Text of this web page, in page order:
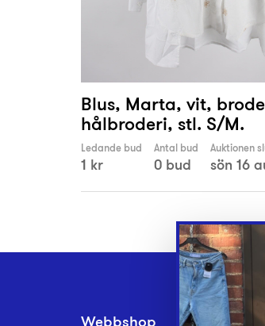
Blus, Marta, vit,
hålbroderi, stl. S/M.
Ledande bud
1 kr
Antal bud
0 bud
Auktionen
sön 16